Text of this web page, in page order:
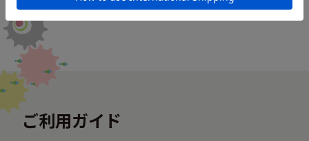
ご利用ガイド